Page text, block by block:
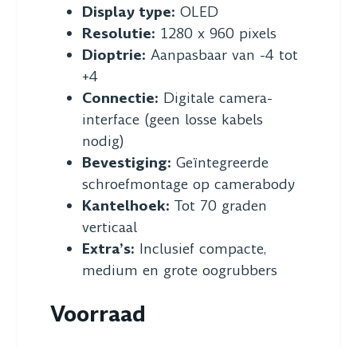
Display type: OLED
Resolutie: 1280 x 960 pixels
Dioptrie: Aanpasbaar van -4 tot
+4
Connectie: Digitale camera-
interface (geen losse kabels
nodig)
Bevestiging: Geïntegreerde
schroefmontage op camerabody
Kantelhoek: Tot 70 graden
verticaal
Extra’s: Inclusief compacte,
medium en grote oogrubbers
Voorraad